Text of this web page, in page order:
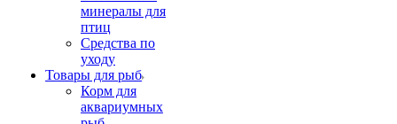
минералы для
птиц
Средства по
уходу
Товары для рыб
Корм для
аквариумных